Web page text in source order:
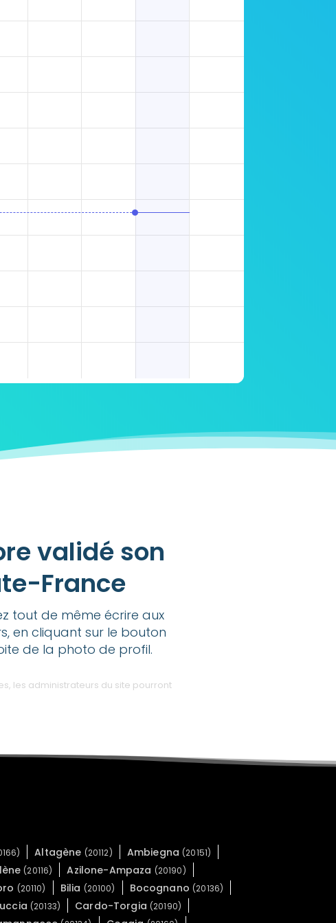
validé son
France
tout de même écrire aux
en cliquant sur le bouton
de la photo de profil.
les administrateurs du site pourront
Altagène (20112) Ambiegna (20151)
(20116) Azilone-Ampaza (20190)
(20110) Bilia (20100) Bocognano (20136)
(20133) Cardo-Torgia (20190)